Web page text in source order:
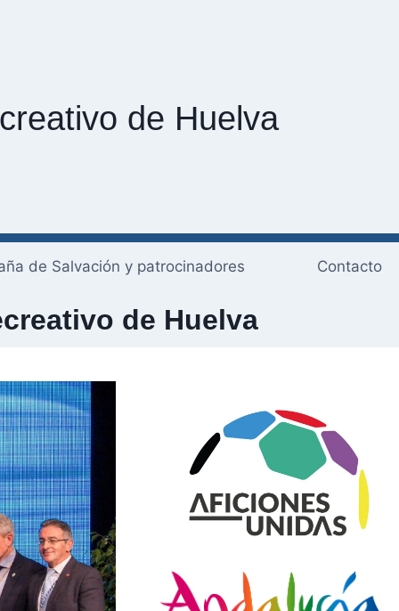
de Huelva
de Salvación y patrocinadores Contacto
de Huelva